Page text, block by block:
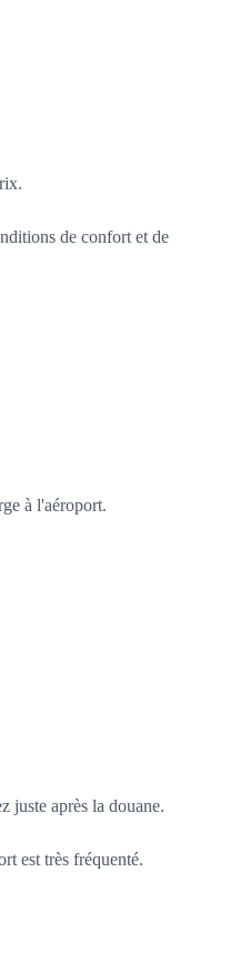
de confort et de
à l'aéroport.
juste après la douane.
est très fréquenté.